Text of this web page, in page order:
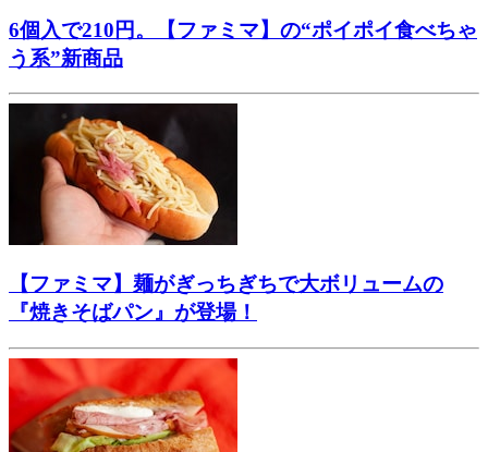
6個入で210円。【ファミマ】の“ポイポイ食べちゃ
う系”新商品
【ファミマ】麺がぎっちぎちで大ボリュームの
『焼きそばパン』が登場！